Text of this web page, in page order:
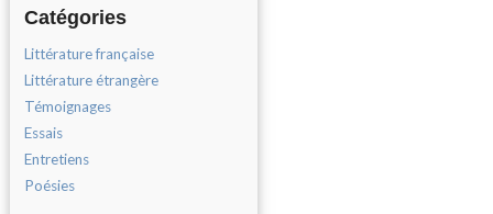
Catégories
Littérature française
Littérature étrangère
Témoignages
Essais
Entretiens
Poésies